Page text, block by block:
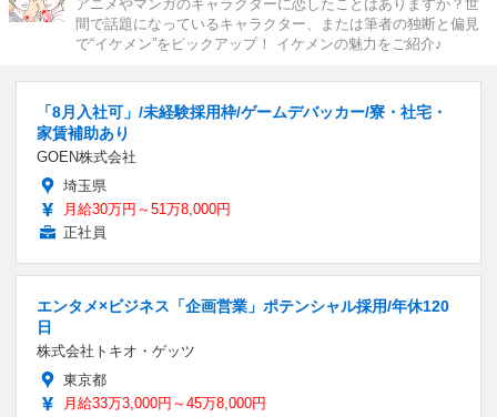
アニメやマンガのキャラクターに恋したことはありますか？世
間で話題になっているキャラクター、または筆者の独断と偏見
で“イケメン”をピックアップ！ イケメンの魅力をご紹介♪
「8月入社可」/未経験採用枠/ゲームデバッカー/寮・社宅・
家賃補助あり
GOEN株式会社
埼玉県
月給30万円～51万8,000円
正社員
エンタメ×ビジネス「企画営業」ポテンシャル採用/年休120
日
株式会社トキオ・ゲッツ
東京都
月給33万3,000円～45万8,000円